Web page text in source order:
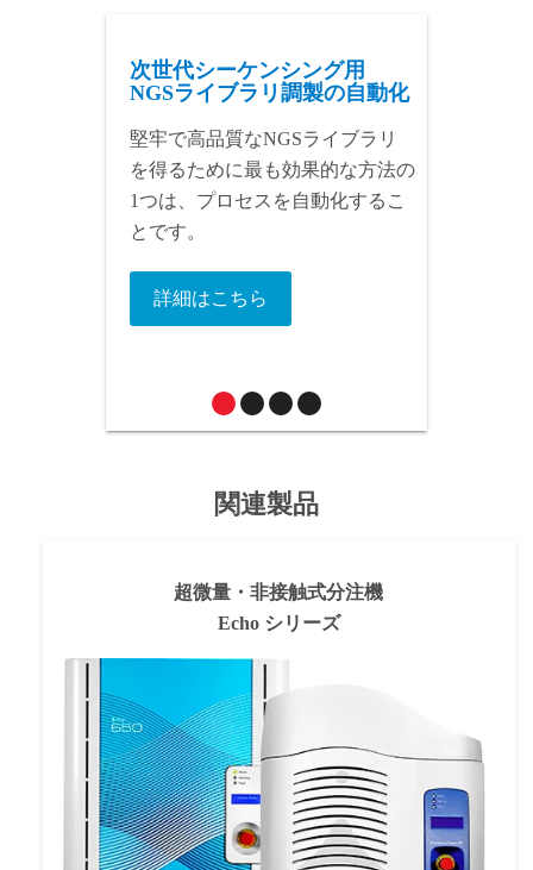
次世代シーケンシング用
NGSライブラリ調製の自動化
堅牢で高品質なNGSライブラリ
を得るために最も効果的な方法の
1つは、プロセスを自動化するこ
とです。
詳細はこちら
関連製品
超微量・非接触式分注機
Echo シリーズ